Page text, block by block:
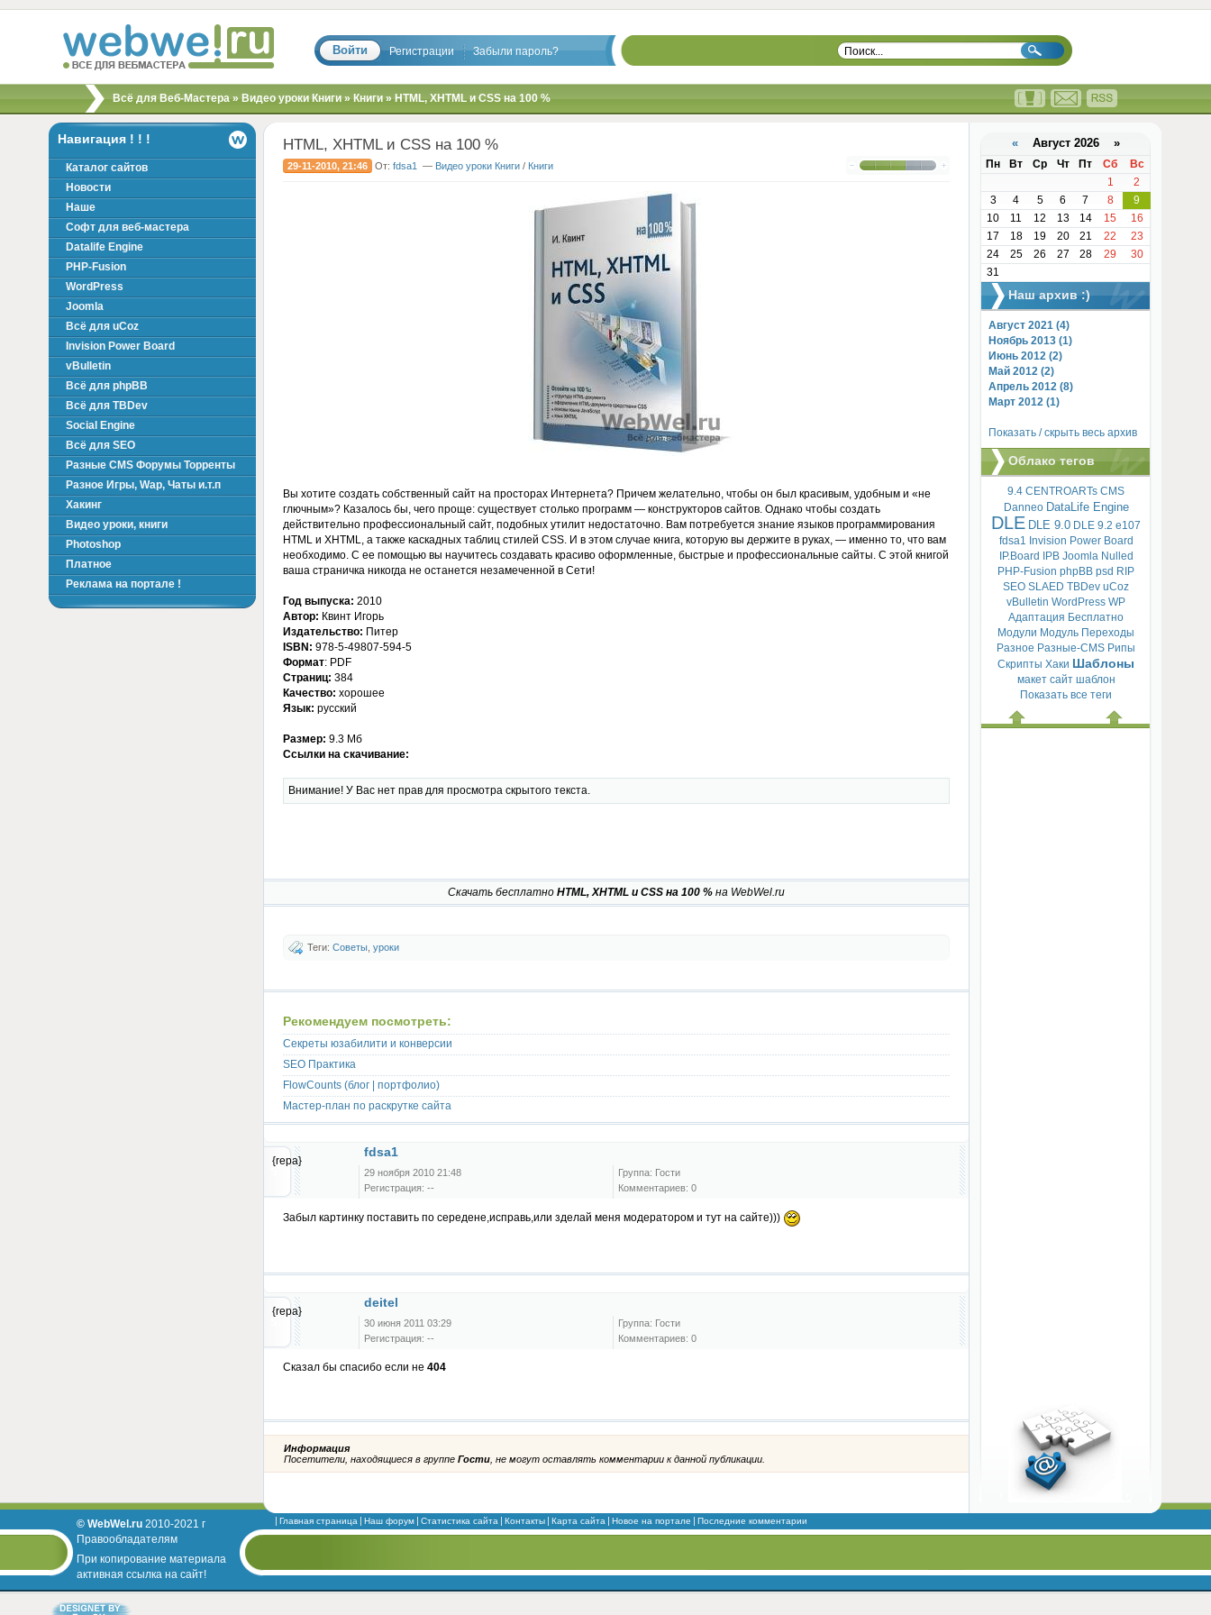
Скрипты, шаблоны,
модули, хаки для
вебмастера!
Войти Регистрации Забыли пароль?
Всё для Веб-Мастера»Видео уроки Книги»Книги» HTML, XHTML и CSS на 100 %
HTML, XHTML и CSS на 100 %
29-11-2010, 21:46 От: fdsa1 — Видео уроки Книги/ Книги
Вы хотите создать собственный сайт на просторах Интернета? Причем желательно, чтобы он был красивым, удобным и «не
глючным»? Казалось бы, чего проще: существует столько программ — конструкторов сайтов. Однако чтобы создать
действительно профессиональный сайт, подобных утилит недостаточно. Вам потребуется знание языков программирования
HTML и XHTML, а также каскадных таблиц стилей CSS. И в этом случае книга, которую вы держите в руках, — именно то, что вам
необходимо. С ее помощью вы научитесь создавать красиво оформленные, быстрые и профессиональные сайты. С этой книгой
ваша страничка никогда не останется незамеченной в Сети!
Год выпуска: 2010
Автор: Квинт Игорь
Издательство: Питер
ISBN: 978-5-49807-594-5
Формат: PDF
Страниц: 384
Качество: хорошее
Язык: русский
Размер: 9.3 Мб
Ссылки на скачивание:
Внимание! У Вас нет прав для просмотра скрытого текста.
Скачать бесплатно HTML, XHTML и CSS на 100 % на WebWel.ru
Теги: Советы, уроки
Рекомендуем посмотреть:
Секреты юзабилити и конверсии
SEO Практика
FlowCounts (блог | портфолио)
Мастер-план по раскрутке сайта
{repa}
fdsa1
29 ноября 2010 21:48
Регистрация: --
Группа: Гости
Комментариев: 0
Забыл картинку поставить по середене,исправь,или зделай меня модератором и тут на сайте)))
{repa}
deitel
30 июня 2011 03:29
Регистрация: --
Группа: Гости
Комментариев: 0
Сказал бы спасибо если не 404
Информация
Посетители, находящиеся в группе Гости, не могут оставлять комментарии к данной публикации.
« Август 2026 »
Пн Вт Ср Чт Пт Сб
Вс
1
2
3
4 5 6 7 8
9
10
11 12 13 14 15
16
17
18 19 20 21 22
23
24
25 26 27 28 29
30
31
Наш архив :)
Август 2021 (4)
Ноябрь 2013 (1)
Июнь 2012 (2)
Май 2012 (2)
Апрель 2012 (8)
Март 2012 (1)
Показать / скрыть весь архив
Облако тегов
9.4 CENTROARTs CMS
Danneo DataLife Engine
DLE DLE 9.0 DLE 9.2 e107
fdsa1 Invision Power Board
IP.Board
IPB Joomla Nulled
PHP-Fusion phpBB psd RIP
SEO SLAED TBDev uCoz
vBulletin WordPress WP
Адаптация Бесплатно
Модули Модуль Переходы
Разное Разные-CMS Рипы
Скрипты Хаки Шаблоны
макет сайт шаблон
Показать все теги
Навигация ! ! !
Каталог сайтов
Новости
Наше
Софт для веб-мастера
Datalife Engine
PHP-Fusion
WordPress
Joomla
Всё для uCoz
Invision Power Board
vBulletin
Всё для phpBB
Всё для TBDev
Social Engine
Всё для SEO
Разные CMS Форумы Торренты
Разное Игры, Wap, Чаты и.т.п
Хакинг
Видео уроки, книги
Photoshop
Платное
Реклама на портале !
© WebWel.ru2010-2021 г
Правообладателям
При копирование материала
активная ссылка на сайт!
Главная страница Наш форум Статистика сайта Контакты Карта сайта Новое на портале Последние комментарии